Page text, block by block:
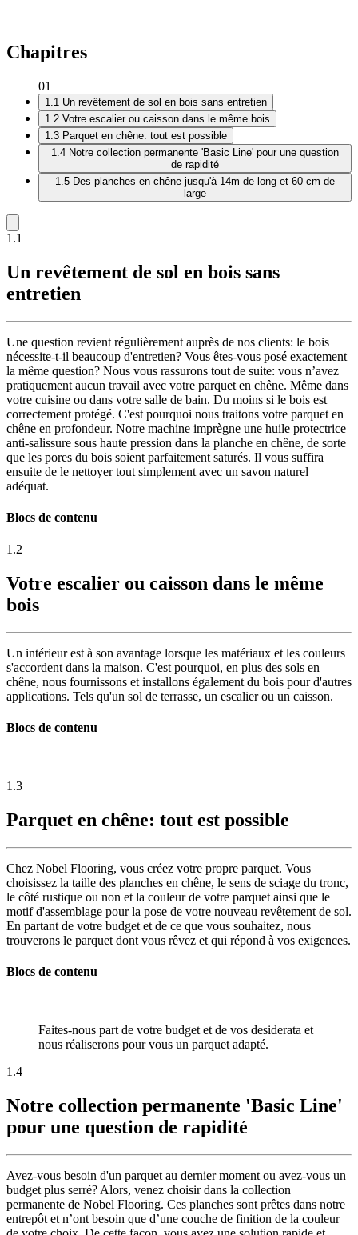
Chapitres
01
1.1 Un revêtement de sol en bois sans entretien
1.2 Votre escalier ou caisson dans le même bois
1.3 Parquet en chêne: tout est possible
1.4 Notre collection permanente 'Basic Line' pour une question
de rapidité
1.5 Des planches en chêne jusqu'à 14m de long et 60 cm de
large
1.1
Un revêtement de sol en bois sans
entretien
Une question revient régulièrement auprès de nos clients: le bois
nécessite-t-il beaucoup d'entretien? Vous êtes-vous posé exactement
la même question? Nous vous rassurons tout de suite: vous n’avez
pratiquement aucun travail avec votre parquet en chêne. Même dans
votre cuisine ou dans votre salle de bain. Du moins si le bois est
correctement protégé. C'est pourquoi nous traitons votre parquet en
chêne en profondeur. Notre machine imprègne une huile protectrice
anti-salissure sous haute pression dans la planche en chêne, de sorte
que les pores du bois soient parfaitement saturés. Il vous suffira
ensuite de le nettoyer tout simplement avec un savon naturel
adéquat.
Blocs de contenu
1.2
Votre escalier ou caisson dans le même
bois
Un intérieur est à son avantage lorsque les matériaux et les couleurs
s'accordent dans la maison. C'est pourquoi, en plus des sols en
chêne, nous fournissons et installons également du bois pour d'autres
applications. Tels qu'un sol de terrasse, un escalier ou un caisson.
Blocs de contenu
1.3
Parquet en chêne: tout est possible
Chez Nobel Flooring, vous créez votre propre parquet. Vous
choisissez la taille des planches en chêne, le sens de sciage du tronc,
le côté rustique ou non et la couleur de votre parquet ainsi que le
motif d'assemblage pour la pose de votre nouveau revêtement de sol.
En partant de votre budget et de ce que vous souhaitez, nous
trouverons le parquet dont vous rêvez et qui répond à vos exigences.
Blocs de contenu
Faites-nous part de votre budget et de vos desiderata et
nous réaliserons pour vous un parquet adapté.
1.4
Notre collection permanente 'Basic Line'
pour une question de rapidité
Avez-vous besoin d'un parquet au dernier moment ou avez-vous un
budget plus serré? Alors, venez choisir dans la collection
permanente de Nobel Flooring. Ces planches sont prêtes dans notre
entrepôt et n’ont besoin que d’une couche de finition de la couleur